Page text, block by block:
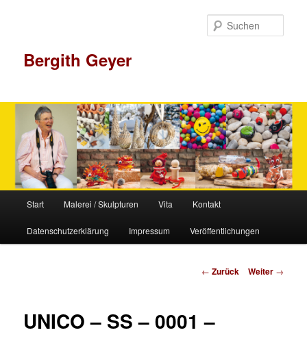
Bergith Geyer
Start Malerei / Skulpturen Vita Kontakt
Datenschutzerklärung Impressum Veröffentlichungen
Beitrags-
← Zurück Weiter →
UNICO – SS – 0001 –